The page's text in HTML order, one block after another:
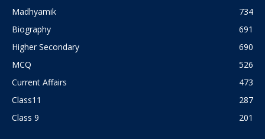
Madhyamik
734
Biography
691
Higher Secondary
690
MCQ
526
Current Affairs
473
Class11
287
Class 9
201